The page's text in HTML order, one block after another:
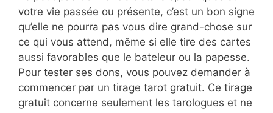
votre vie passée ou présente, c’est un bon signe
qu’elle ne pourra pas vous dire grand-chose sur
ce qui vous attend, même si elle tire des cartes
aussi favorables que le bateleur ou la papesse.
Pour tester ses dons, vous pouvez demander à
commencer par un tirage tarot gratuit. Ce tirage
gratuit concerne seulement les tarologues et ne